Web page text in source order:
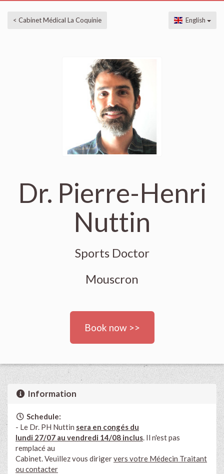
< Cabinet Médical La Coquinie English
Dr. Pierre-Henri
Nuttin
Sports Doctor
Mouscron
Book now >>
Information
Schedule:
- Le Dr. PH Nuttin sera en congés du
lundi 27/07 au vendredi 14/08 inclus . Il n'est pas
remplacé au
Cabinet. Veuillez vous dirigervers votre Médecin Traitant
ou contacter